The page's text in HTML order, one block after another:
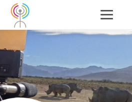
" Shamengo, vous connaissez ? "
Ateliers DIY avec les Ambassadeurs de
l'innovation SNCF Réseau